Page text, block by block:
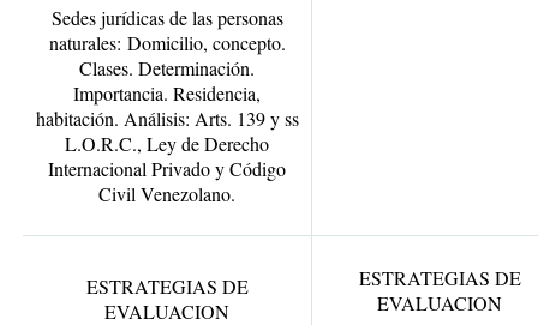
Sedes jurídicas de las personas
naturales: Domicilio, concepto.
Clases. Determinación.
Importancia. Residencia,
habitación. Análisis: Arts. 139 y ss
L.O.R.C., Ley de Derecho
Internacional Privado y Código
Civil Venezolano.
ESTRATEGIAS DE
EVALUACION
ESTRATEGIAS DE
EVALUACION